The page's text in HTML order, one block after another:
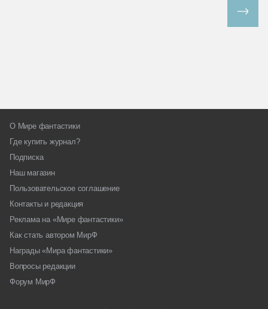
О Мире фантастики
Где купить журнал?
Подписка
Наш магазин
Пользовательское соглашение
Контакты и редакция
Реклама на «Мире фантастики»
Как стать автором МирФ
Награды «Мира фантастики»
Вопросы редакции
Форум МирФ